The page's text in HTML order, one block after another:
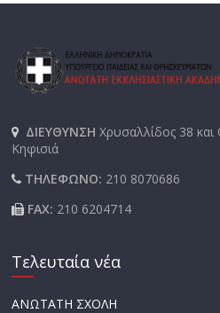
ΔΙΕΥΘΥΝΣΗΧρυσαλλίδος 38
Κηφισιά
ΤΗΛΕΦΩΝΟ: 210 8070686
FAX: 210 6204714
Τελευταία νέα
ΑΝΩΤΑΤΗ ΣΧΟΛΗ